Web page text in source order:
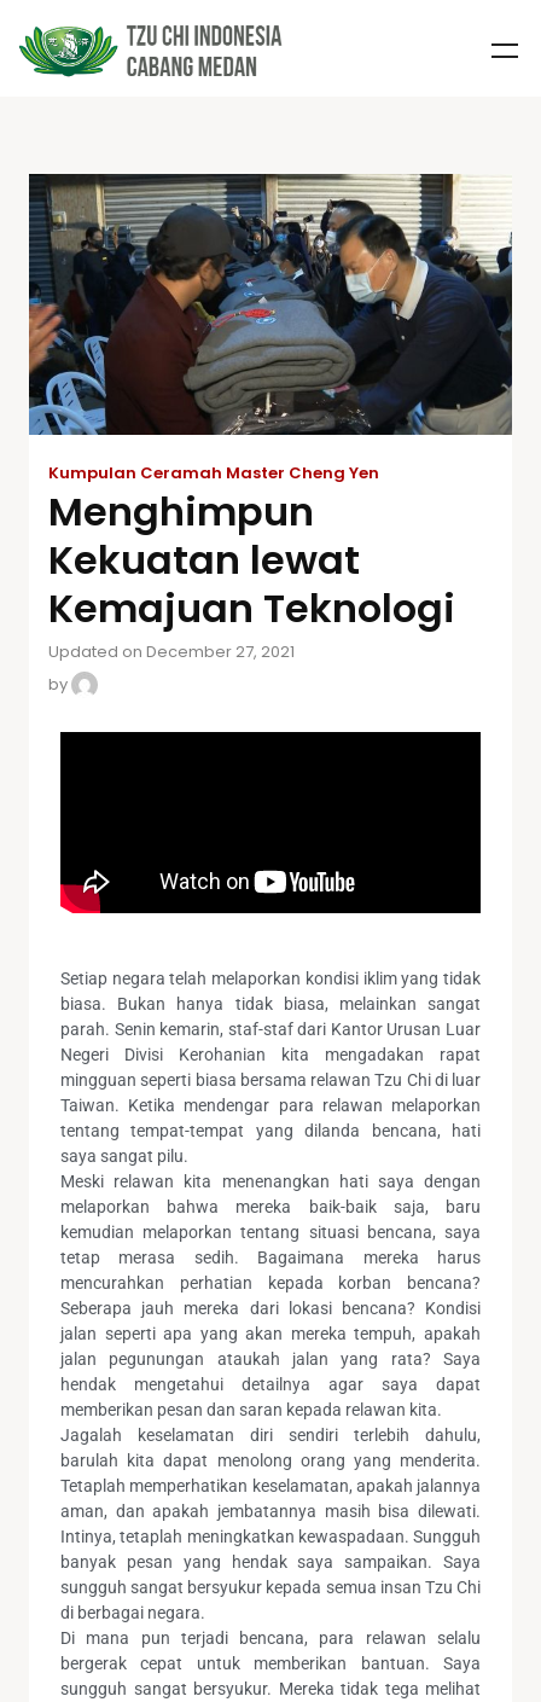
Kumpulan Ceramah Master Cheng Yen
Menghimpun
Kekuatan lewat
Kemajuan Teknologi
Updated on December 27, 2021
by
Setiap negara telah melaporkan kondisi iklim yang tidak
biasa. Bukan hanya tidak biasa, melainkan sangat
parah. Senin kemarin, staf-staf dari Kantor Urusan Luar
Negeri Divisi Kerohanian kita mengadakan rapat
mingguan seperti biasa bersama relawan Tzu Chi di luar
Taiwan. Ketika mendengar para relawan melaporkan
tentang tempat-tempat yang dilanda bencana, hati
saya sangat pilu.
Meski relawan kita menenangkan hati saya dengan
melaporkan bahwa mereka baik-baik saja, baru
kemudian melaporkan tentang situasi bencana, saya
tetap merasa sedih. Bagaimana mereka harus
mencurahkan perhatian kepada korban bencana?
Seberapa jauh mereka dari lokasi bencana? Kondisi
jalan seperti apa yang akan mereka tempuh, apakah
jalan pegunungan ataukah jalan yang rata? Saya
hendak mengetahui detailnya agar saya dapat
memberikan pesan dan saran kepada relawan kita.
Jagalah keselamatan diri sendiri terlebih dahulu,
barulah kita dapat menolong orang yang menderita.
Tetaplah memperhatikan keselamatan, apakah jalannya
aman, dan apakah jembatannya masih bisa dilewati.
Intinya, tetaplah meningkatkan kewaspadaan. Sungguh
banyak pesan yang hendak saya sampaikan. Saya
sungguh sangat bersyukur kepada semua insan Tzu Chi
di berbagai negara.
Di mana pun terjadi bencana, para relawan selalu
bergerak cepat untuk memberikan bantuan. Saya
sungguh sangat bersyukur. Mereka tidak tega melihat